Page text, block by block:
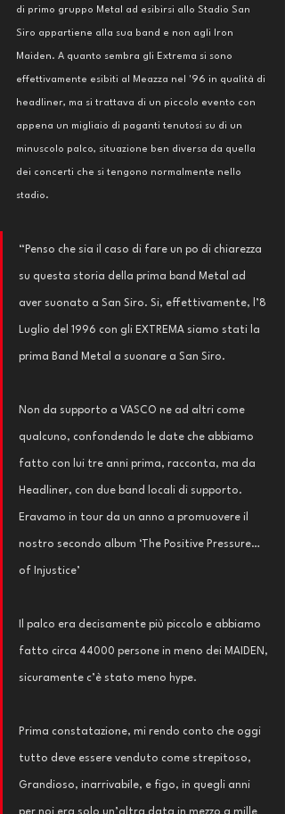
di primo gruppo Metal ad esibirsi allo Stadio San
Siro appartiene alla sua band e non agli Iron
Maiden. A quanto sembra gli Extrema si sono
effettivamente esibiti al Meazza nel '96 in qualità di
headliner, ma si trattava di un piccolo evento con
appena un migliaio di paganti tenutosi su di un
minuscolo palco, situazione ben diversa da quella
dei concerti che si tengono normalmente nello
stadio.
“Penso che sia il caso di fare un po di chiarezza
su questa storia della prima band Metal ad
aver suonato a San Siro. Si, effettivamente, l’8
Luglio del 1996 con gli EXTREMA siamo stati la
prima Band Metal a suonare a San Siro.
Non da supporto a VASCO ne ad altri come
qualcuno, confondendo le date che abbiamo
fatto con lui tre anni prima, racconta, ma da
Headliner, con due band locali di supporto.
Eravamo in tour da un anno a promuovere il
nostro secondo album ‘The Positive Pressure…
of Injustice’
Il palco era decisamente più piccolo e abbiamo
fatto circa 44000 persone in meno dei MAIDEN,
sicuramente c’è stato meno hype.
Prima constatazione, mi rendo conto che oggi
tutto deve essere venduto come strepitoso,
Grandioso, inarrivabile, e figo, in quegli anni